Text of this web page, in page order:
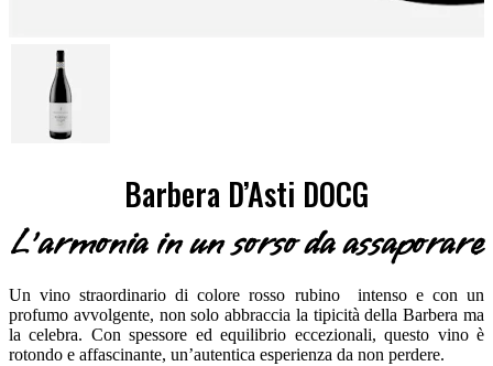
Barbera D’Asti DOCG
L’armonia in un sorso da assaporare
Un vino straordinario di colore rosso rubino intenso e con un
profumo avvolgente, non solo abbraccia la tipicità della Barbera ma
la celebra. Con spessore ed equilibrio eccezionali, questo vino è
rotondo e affascinante, un’autentica esperienza da non perdere.